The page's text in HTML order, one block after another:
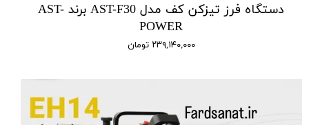
دستگاه فرز تیزکن کف مدل AST-F30 برند AST-
POWER
۲۳۹,۱۴۰,۰۰۰ تومان